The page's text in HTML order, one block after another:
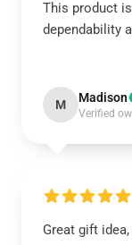
This product
dependability
M Madison
Verified
Great gift